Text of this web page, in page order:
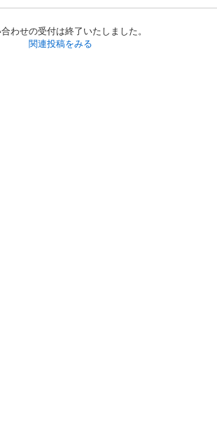
わせの受付は終了いたしました。
関連投稿をみる